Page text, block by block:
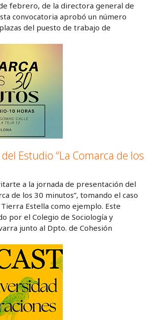
febrero, de la directora general de
convocatoria aprobó un número
del puesto de trabajo de
Estudio “La Comarca de los
a la jornada de presentación del
de los 30 minutos”, tomando el caso
Estella como ejemplo. Este
por el Colegio de Sociología y
junto al Dpto. de Cohesión